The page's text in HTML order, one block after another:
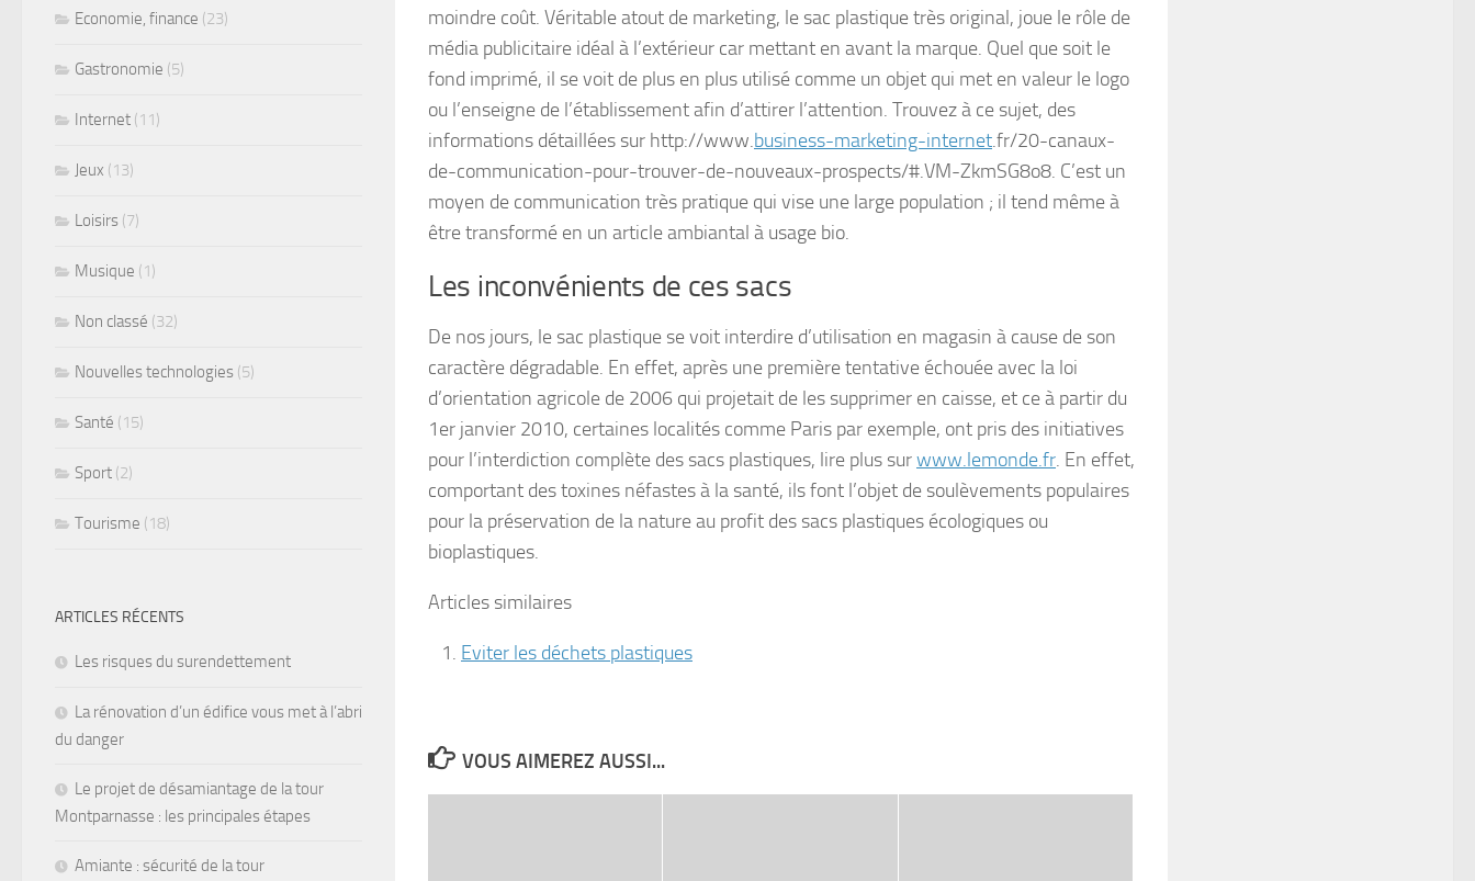
moindre coût. Véritable atout de marketing, le sac plastique très original, joue le rôle de
média publicitaire idéal à l’extérieur car mettant en avant la marque. Quel que soit le
fond imprimé, il se voit de plus en plus utilisé comme un objet qui met en valeur le logo
ou l’enseigne de l’établissement afin d’attirer l’attention. Trouvez à ce sujet, des
informations détaillées sur http://www.business-marketing-internet.fr/20-canaux-
de-communication-pour-trouver-de-nouveaux-prospects/#.VM-ZkmSG8o8. C’est un
moyen de communication très pratique qui vise une large population ; il tend même à
être transformé en un article ambiantal à usage bio.
Les inconvénients de ces sacs
De nos jours, le sac plastique se voit interdire d’utilisation en magasin à cause de son
caractère dégradable. En effet, après une première tentative échouée avec la loi
d’orientation agricole de 2006 qui projetait de les supprimer en caisse, et ce à partir du
1er janvier 2010, certaines localités comme Paris par exemple, ont pris des initiatives
pour l’interdiction complète des sacs plastiques, lire plus surwww.lemonde.fr. En effet,
comportant des toxines néfastes à la santé, ils font l’objet de soulèvements populaires
pour la préservation de la nature au profit des sacs plastiques écologiques ou
bioplastiques.
Articles similaires
Eviter les déchets plastiques
VOUS AIMEREZ AUSSI...
Economie, finance (23)
Gastronomie (5)
Internet (11)
Jeux (13)
Loisirs (7)
Musique (1)
Non classé (32)
Nouvelles technologies (5)
Santé (15)
Sport (2)
Tourisme (18)
ARTICLES RÉCENTS
Les risques du surendettement
La rénovation d’un édifice vous met à l’abri
du danger
Le projet de désamiantage de la tour
Montparnasse : les principales étapes
Amiante : sécurité de la tour